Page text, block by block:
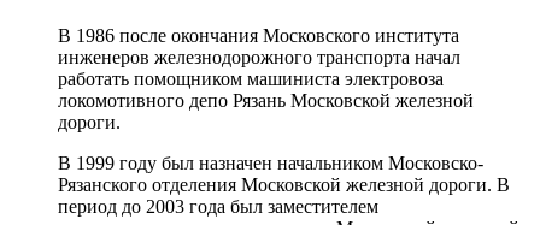
В 1986 после окончания Московского института
инженеров железнодорожного транспорта начал
работать помощником машиниста электровоза
локомотивного депо Рязань Московской железной
дороги.
В 1999 году был назначен начальником Московско-
Рязанского отделения Московской железной дороги. В
период до 2003 года был заместителем